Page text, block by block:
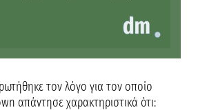
τον λόγο για τον οποίο
απάντησε χαρακτηριστικά ότι: